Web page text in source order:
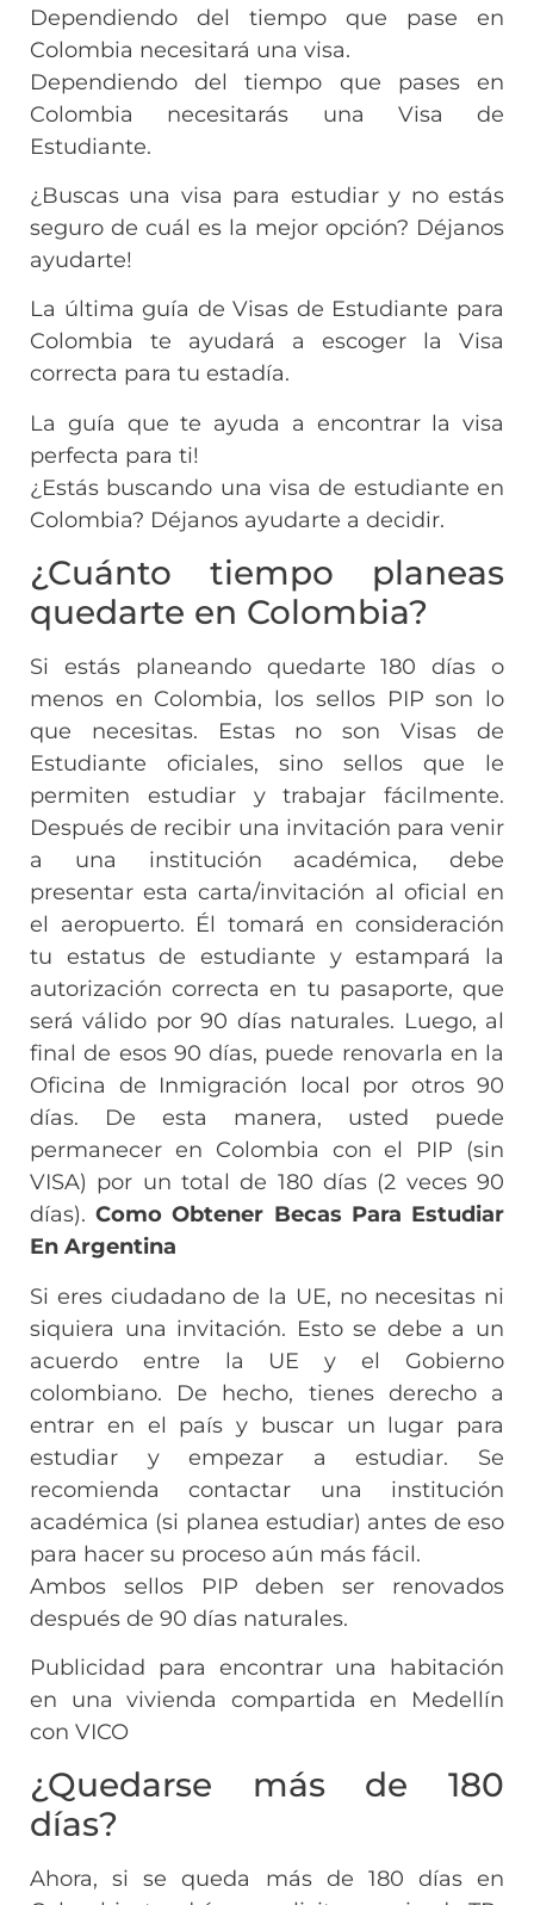
Dependiendo del tiempo que pase en
Colombia necesitará una visa.
Dependiendo del tiempo que pases en
Colombia necesitarás una Visa de
Estudiante.
¿Buscas una visa para estudiar y no estás
seguro de cuál es la mejor opción? Déjanos
ayudarte!
La última guía de Visas de Estudiante para
Colombia te ayudará a escoger la Visa
correcta para tu estadía.
La guía que te ayuda a encontrar la visa
perfecta para ti!
¿Estás buscando una visa de estudiante en
Colombia? Déjanos ayudarte a decidir.
¿Cuánto tiempo planeas
quedarte en Colombia?
Si estás planeando quedarte 180 días o
menos en Colombia, los sellos PIP son lo
que necesitas. Estas no son Visas de
Estudiante oficiales, sino sellos que le
permiten estudiar y trabajar fácilmente.
Después de recibir una invitación para venir
a una institución académica, debe
presentar esta carta/invitación al oficial en
el aeropuerto. Él tomará en consideración
tu estatus de estudiante y estampará la
autorización correcta en tu pasaporte, que
será válido por 90 días naturales. Luego, al
final de esos 90 días, puede renovarla en la
Oficina de Inmigración local por otros 90
días. De esta manera, usted puede
permanecer en Colombia con el PIP (sin
VISA) por un total de 180 días (2 veces 90
días).Como Obtener Becas Para Estudiar
En Argentina
Si eres ciudadano de la UE, no necesitas ni
siquiera una invitación. Esto se debe a un
acuerdo entre la UE y el Gobierno
colombiano. De hecho, tienes derecho a
entrar en el país y buscar un lugar para
estudiar y empezar a estudiar. Se
recomienda contactar una institución
académica (si planea estudiar) antes de eso
para hacer su proceso aún más fácil.
Ambos sellos PIP deben ser renovados
después de 90 días naturales.
Publicidad para encontrar una habitación
en una vivienda compartida en Medellín
con VICO
¿Quedarse más de 180
días?
Ahora, si se queda más de 180 días en